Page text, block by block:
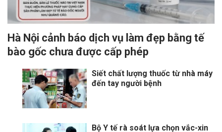
Hà Nội cảnh báo dịch vụ làm đẹp bằng tế
bào gốc chưa được cấp phép
Siết chất lượng thuốc từ nhà máy
đến tay người bệnh
Bộ Y tế rà soát lựa chọn vắc-xin